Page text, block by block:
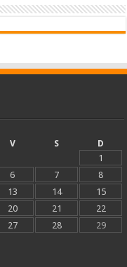
V S
D
1
6 7
8
13 14
15
20 21
22
27 28
29